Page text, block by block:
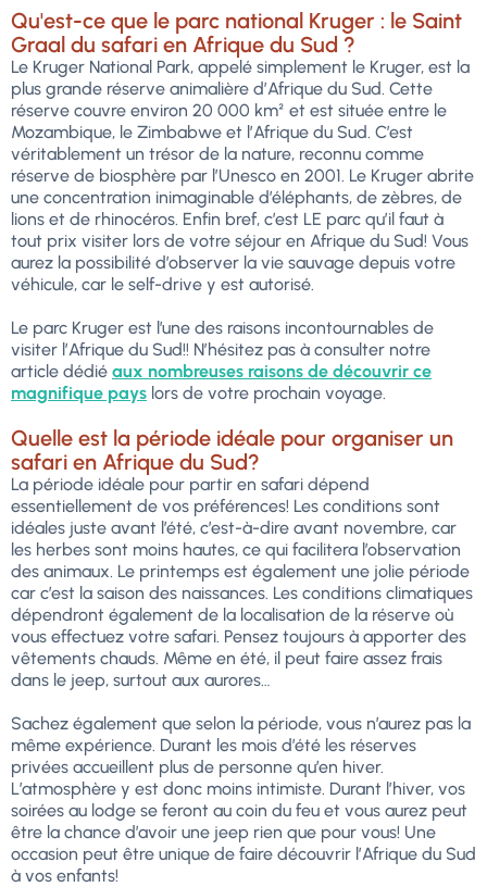
Qu'est-ce que le parc national Kruger : le Saint
Graal du safari en Afrique du Sud ?
Le Kruger National Park, appelé simplement le Kruger, est la
plus grande réserve animalière d’Afrique du Sud. Cette
réserve couvre environ 20 000 km² et est située entre le
Mozambique, le Zimbabwe et l’Afrique du Sud. C’est
véritablement un trésor de la nature, reconnu comme
réserve de biosphère par l’Unesco en 2001. Le Kruger abrite
une concentration inimaginable d’éléphants, de zèbres, de
lions et de rhinocéros. Enfin bref, c’est LE parc qu’il faut à
tout prix visiter lors de votre séjour en Afrique du Sud! Vous
aurez la possibilité d’observer la vie sauvage depuis votre
véhicule, car le self-drive y est autorisé.
Le parc Kruger est l’une des raisons incontournables de
visiter l’Afrique du Sud!! N’hésitez pas à consulter notre
article dédié aux nombreuses raisons de découvrir ce
magnifique pays lors de votre prochain voyage.
Quelle est la période idéale pour organiser un
safari en Afrique du Sud?
La période idéale pour partir en safari dépend
essentiellement de vos préférences! Les conditions sont
idéales juste avant l’été, c’est-à-dire avant novembre, car
les herbes sont moins hautes, ce qui facilitera l’observation
des animaux. Le printemps est également une jolie période
car c’est la saison des naissances. Les conditions climatiques
dépendront également de la localisation de la réserve où
vous effectuez votre safari. Pensez toujours à apporter des
vêtements chauds. Même en été, il peut faire assez frais
dans le jeep, surtout aux aurores…
Sachez également que selon la période, vous n’aurez pas la
même expérience. Durant les mois d’été les réserves
privées accueillent plus de personne qu’en hiver.
L’atmosphère y est donc moins intimiste. Durant l’hiver, vos
soirées au lodge se feront au coin du feu et vous aurez peut
être la chance d’avoir une jeep rien que pour vous! Une
occasion peut être unique de faire découvrir l’Afrique du Sud
à vos enfants!